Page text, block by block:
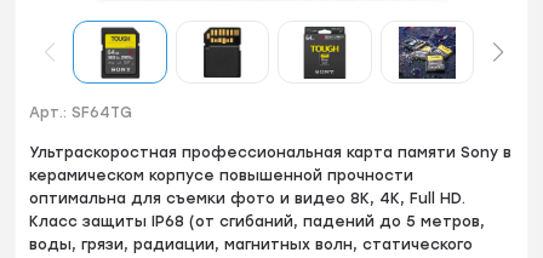
Арт.: SF64TG
Ультраскоростная профессиональная карта памяти Sony в
керамическом корпусе повышенной прочности
оптимальна для съемки фото и видео 8K, 4K, Full HD.
Класс защиты IP68 (от сгибаний, падений до 5 метров,
воды, грязи, радиации, магнитных волн, статического